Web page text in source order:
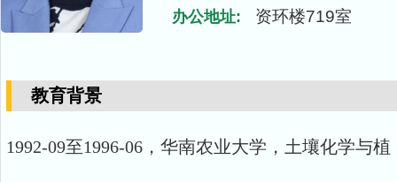
办公地址: 资环楼719室
教育背景
1992-09至1996-06，华南农业大学，土壤化学与植